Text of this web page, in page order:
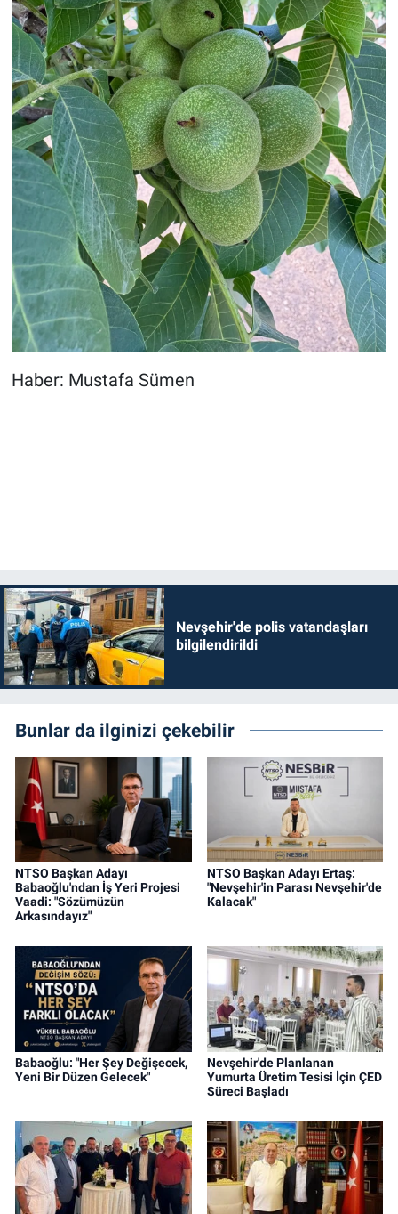
Haber: Mustafa Sümen
Nevşehir'de polis vatandaşları
bilgilendirildi
Bunlar da ilginizi çekebilir
NTSO Başkan Adayı
Babaoğlu'ndan İş Yeri Projesi
Vaadi: "Sözümüzün
Arkasındayız"
NTSO Başkan Adayı Ertaş:
"Nevşehir'in Parası Nevşehir'de
Kalacak"
Babaoğlu: "Her Şey Değişecek,
Yeni Bir Düzen Gelecek"
Nevşehir'de Planlanan
Yumurta Üretim Tesisi İçin ÇED
Süreci Başladı